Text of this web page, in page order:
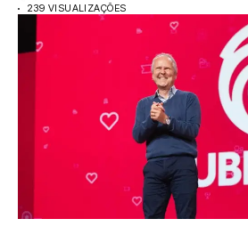
239 VISUALIZAÇÕES